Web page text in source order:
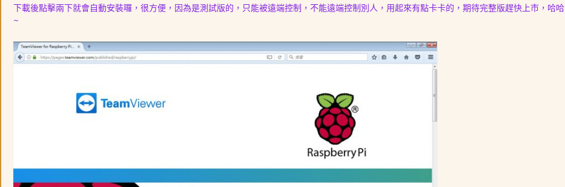
下載後點擊兩下就會自動安裝囉，很方便，因為是測試版的，只能被遠端控制，不能遠端控制別人，用起來有點卡卡的，期待完整版趕快上市，哈哈
~